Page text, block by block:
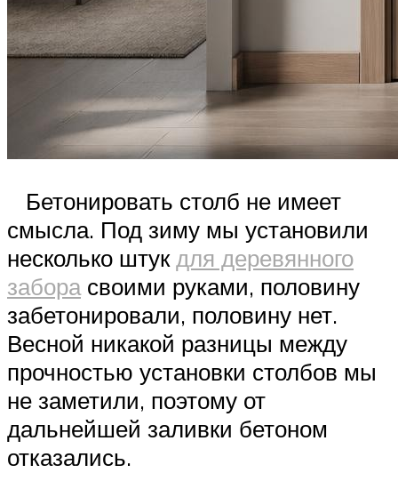
Бетонировать столб не имеет
смысла. Под зиму мы установили
несколько штукдля деревянного
заборасвоими руками, половину
забетонировали, половину нет.
Весной никакой разницы между
прочностью установки столбов мы
не заметили, поэтому от
дальнейшей заливки бетоном
отказались.